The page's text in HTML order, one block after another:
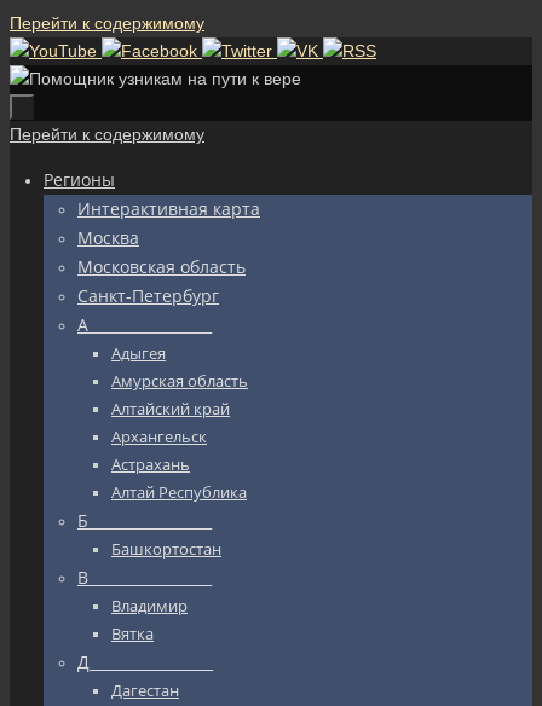
Перейти к содержимому
Перейти к содержимому
Регионы
Интерактивная карта
Москва
Московская область
Санкт-Петербург
А_________________
Адыгея
Амурская область
Алтайский край
Архангельск
Астрахань
Алтай Республика
Б_________________
Башкортостан
В_________________
Владимир
Вятка
Д_________________
Дагестан